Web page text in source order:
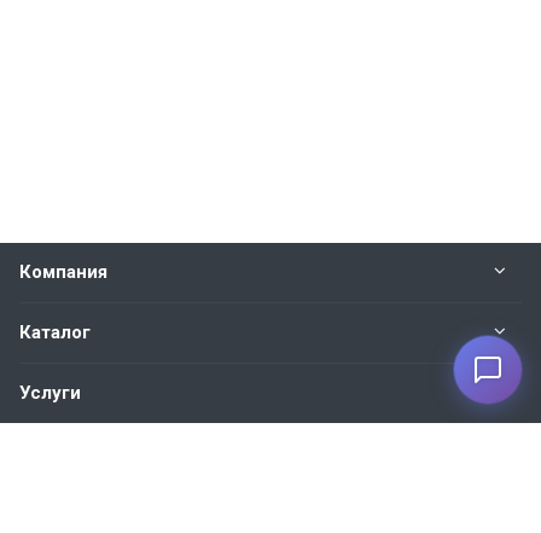
Компания
Каталог
Услуги